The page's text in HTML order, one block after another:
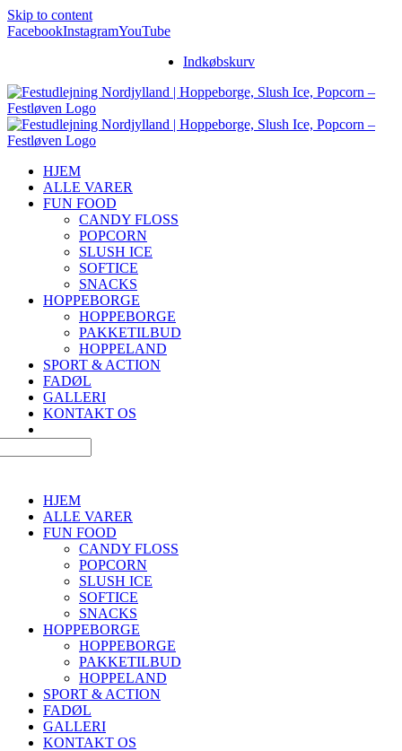
Skip to content
FacebookInstagramYouTube
Indkøbskurv
HJEM
ALLE VARER
FUN FOOD
CANDY FLOSS
POPCORN
SLUSH ICE
SOFTICE
SNACKS
HOPPEBORGE
HOPPEBORGE
PAKKETILBUD
HOPPELAND
SPORT & ACTION
FADØL
GALLERI
KONTAKT OS
HJEM
ALLE VARER
FUN FOOD
CANDY FLOSS
POPCORN
SLUSH ICE
SOFTICE
SNACKS
HOPPEBORGE
HOPPEBORGE
PAKKETILBUD
HOPPELAND
SPORT & ACTION
FADØL
GALLERI
KONTAKT OS